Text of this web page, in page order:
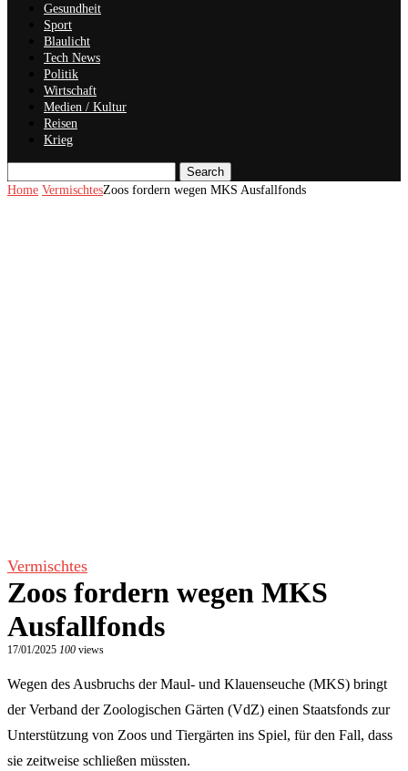
Gesundheit
Sport
Blaulicht
Tech News
Politik
Wirtschaft
Medien / Kultur
Reisen
Krieg
Search
Home VermischtesZoos fordern wegen MKS Ausfallfonds
Vermischtes
Zoos fordern wegen MKS
Ausfallfonds
17/01/2025 100 views
Wegen des Ausbruchs der Maul- und Klauenseuche (MKS) bringt
der Verband der Zoologischen Gärten (VdZ) einen Staatsfonds zur
Unterstützung von Zoos und Tiergärten ins Spiel, für den Fall, dass
sie zeitweise schließen müssten.